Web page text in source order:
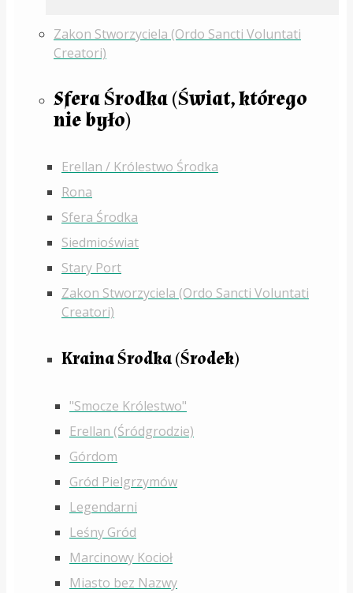
Zakon Stworzyciela (Ordo Sancti Voluntati
Creatori)
Sfera Środka (Świat, którego
nie było)
Erellan / Królestwo Środka
Rona
Sfera Środka
Siedmioświat
Stary Port
Zakon Stworzyciela (Ordo Sancti Voluntati
Creatori)
Kraina Środka (Środek)
"Smocze Królestwo"
Erellan (Śródgrodzie)
Górdom
Gród Pielgrzymów
Legendarni
Leśny Gród
Marcinowy Kocioł
Miasto bez Nazwy